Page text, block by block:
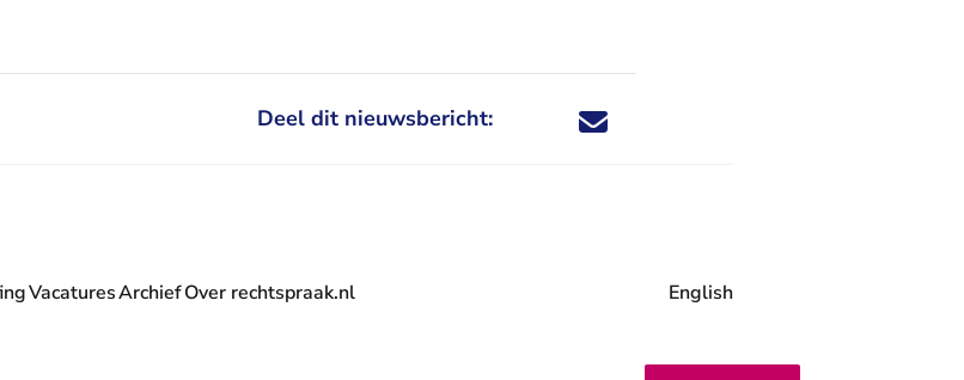
Deel dit nieuwsbericht: Deel dit nieuwsbericht via X - U verlaat
Deel dit nieuwsbericht via Facebook - U
Deel dit nieuwsbericht via e-mail
Deel dit nieuwsbericht via LinkedIn - U
verlaat Rechtspraak.nl
Vacatures
- U verlaat Rechtspraak.nl
ArchiefOver rechtspraak.nl English